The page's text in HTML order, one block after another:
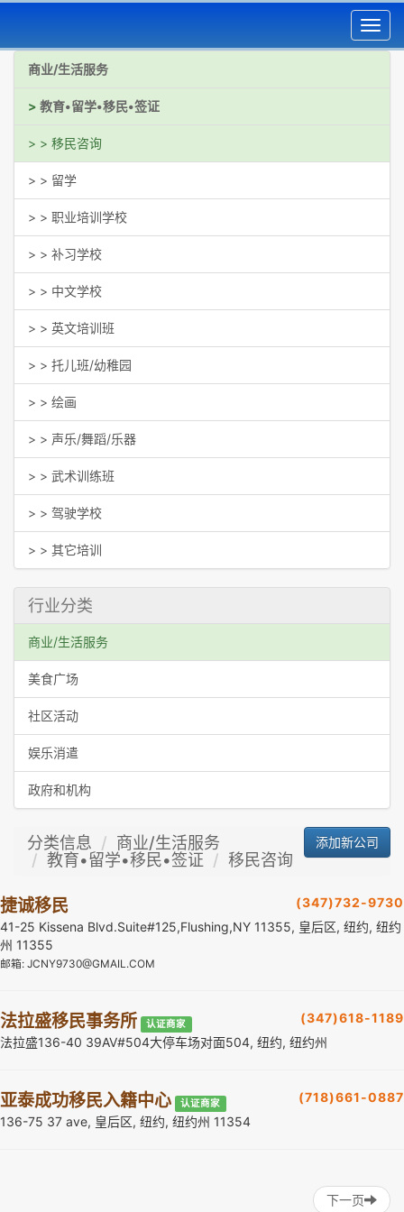
商业/生活服务
> 教育•留学•移民•签证
> > 移民咨询
> > 留学
> > 职业培训学校
> > 补习学校
> > 中文学校
> > 英文培训班
> > 托儿班/幼稚园
> > 绘画
> > 声乐/舞蹈/乐器
> > 武术训练班
> > 驾驶学校
> > 其它培训
行业分类
商业/生活服务
美食广场
社区活动
娱乐消遣
政府和机构
添加新公司
分类信息
商业/生活服务
教育•留学•移民•签证
移民咨询
(347)732-9730
捷诚移民
41-25 Kissena Blvd.Suite#125,Flushing,NY 11355, 皇后区, 纽约, 纽约
州 11355
邮箱: JCNY9730@GMAIL.COM
(347)618-1189
法拉盛移民事务所 认证商家
法拉盛136-40 39AV#504大停车场对面504, 纽约, 纽约州
(718)661-0887
亚泰成功移民入籍中心 认证商家
136-75 37 ave, 皇后区, 纽约, 纽约州 11354
下一页